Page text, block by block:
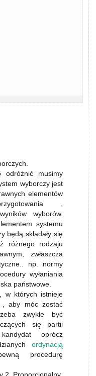
odróżnić musimy
wyborczy jest
elementów
,
wyborów.
systemu
będą składały się
różnego rodzaju
zwłaszcza
np. normy
wyłaniania
państwowe.
w których istnieje
aby móc zostać
zwykle być
się partii
oprócz
ordynacją
procedurę